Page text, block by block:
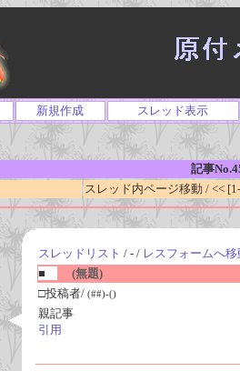
新規作成 スレッド表示
記事
スレッド内ページ移動 / <<
スレッドリスト / - / レスフォームへ移
■
(無題)
□投稿者/ (##)-()
親記事
引用